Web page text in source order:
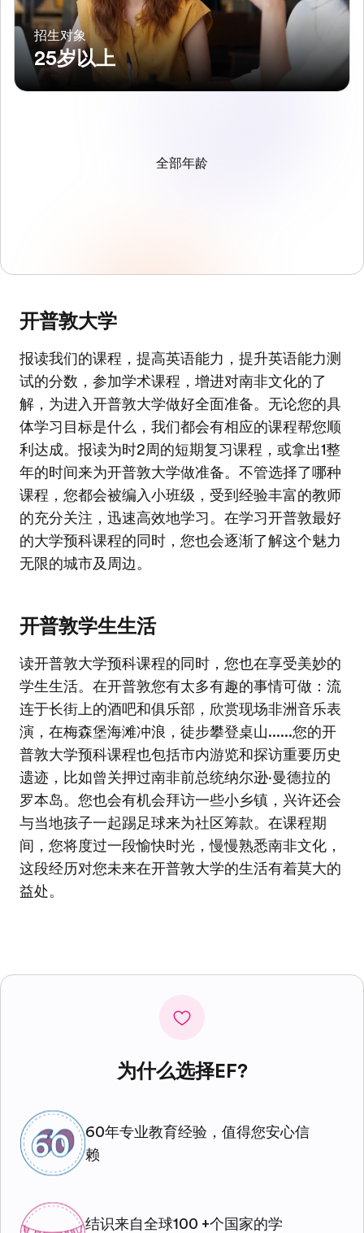
招生对象
25岁以上
全部年龄
开普敦大学
报读我们的课程，提高英语能力，提升英语能力测
试的分数，参加学术课程，增进对南非文化的了
解，为进入开普敦大学做好全面准备。无论您的具
体学习目标是什么，我们都会有相应的课程帮您顺
利达成。报读为时2周的短期复习课程，或拿出1整
年的时间来为开普敦大学做准备。不管选择了哪种
课程，您都会被编入小班级，受到经验丰富的教师
的充分关注，迅速高效地学习。在学习开普敦最好
的大学预科课程的同时，您也会逐渐了解这个魅力
无限的城市及周边。
开普敦学生生活
读开普敦大学预科课程的同时，您也在享受美妙的
学生生活。在开普敦您有太多有趣的事情可做：流
连于长街上的酒吧和俱乐部，欣赏现场非洲音乐表
演，在梅森堡海滩冲浪，徒步攀登桌山......您的开
普敦大学预科课程也包括市内游览和探访重要历史
遗迹，比如曾关押过南非前总统纳尔逊·曼德拉的
罗本岛。您也会有机会拜访一些小乡镇，兴许还会
与当地孩子一起踢足球来为社区筹款。在课程期
间，您将度过一段愉快时光，慢慢熟悉南非文化，
这段经历对您未来在开普敦大学的生活有着莫大的
益处。
为什么选择EF?
60年专业教育经验，值得您安心信
赖
结识来自全球100 +个国家的学